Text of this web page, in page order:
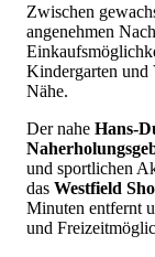
Zwischen
angenehmen
Kindergarten und
Nähe.
Der nahe Hans-
und sportlichen
das Westfield
Minuten entfernt
und